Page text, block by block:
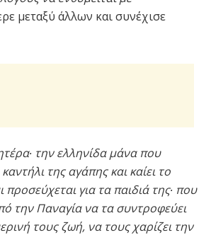
μεταξύ άλλων και συνέχισε
την ελληνίδα μάνα που
της αγάπης και καίει το
για τα παιδιά της∙ που
την Παναγία να τα συντροφεύει
τους ζωή, να τους χαρίζει την